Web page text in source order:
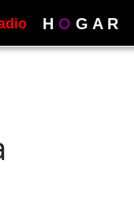
H O G A R